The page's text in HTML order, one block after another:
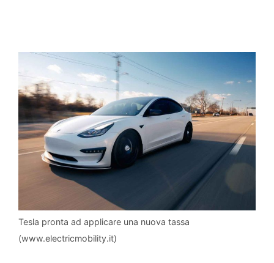
Tesla pronta ad applicare una nuova tassa
(www.electricmobility.it)